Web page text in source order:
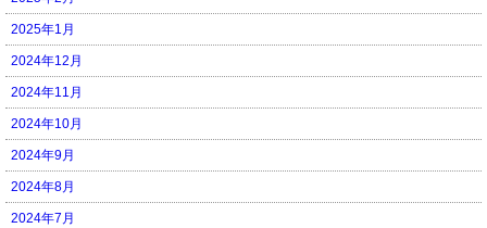
2025年1月
2024年12月
2024年11月
2024年10月
2024年9月
2024年8月
2024年7月